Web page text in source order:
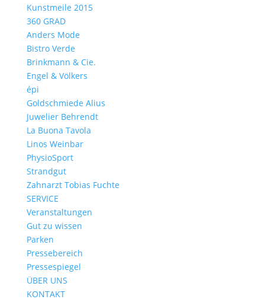
Kunstmeile 2015
360 GRAD
Anders Mode
Bistro Verde
Brinkmann & Cie.
Engel & Völkers
épi
Goldschmiede Alius
Juwelier Behrendt
La Buona Tavola
Linos Weinbar
PhysioSport
Strandgut
Zahnarzt Tobias Fuchte
SERVICE
Veranstaltungen
Gut zu wissen
Parken
Pressebereich
Pressespiegel
ÜBER UNS
KONTAKT